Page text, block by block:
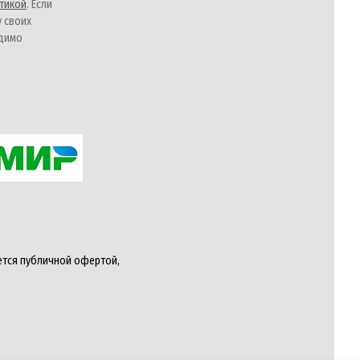
. Если
своих
публичной офертой,